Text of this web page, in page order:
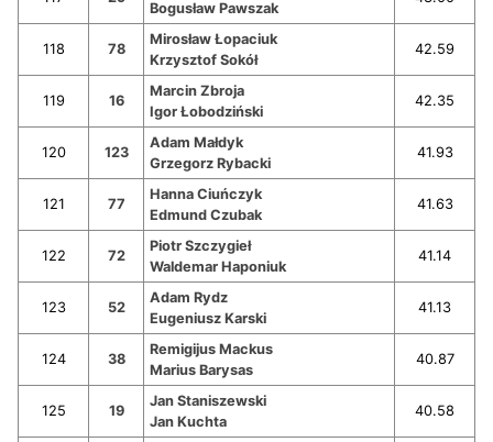
Bogusław Pawszak
118 78
Mirosław Łopaciuk
Krzysztof Sokół
42.59
119 16
Marcin Zbroja
Igor Łobodziński
42.35
120 123
Adam Małdyk
Grzegorz Rybacki
41.93
121 77
Hanna Ciuńczyk
Edmund Czubak
41.63
122 72
Piotr Szczygieł
Waldemar Haponiuk
41.14
123 52
Adam Rydz
Eugeniusz Karski
41.13
124 38
Remigijus Mackus
Marius Barysas
40.87
125 19
Jan Staniszewski
Jan Kuchta
40.58